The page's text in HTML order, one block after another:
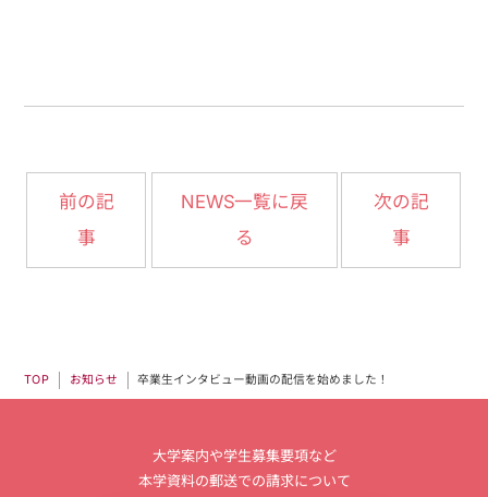
前の記
事
NEWS一覧に戻
る
次の記
事
TOP お知らせ 卒業生インタビュー動画の配信を始めました！
大学案内や学生募集要項など
本学資料の郵送での請求について